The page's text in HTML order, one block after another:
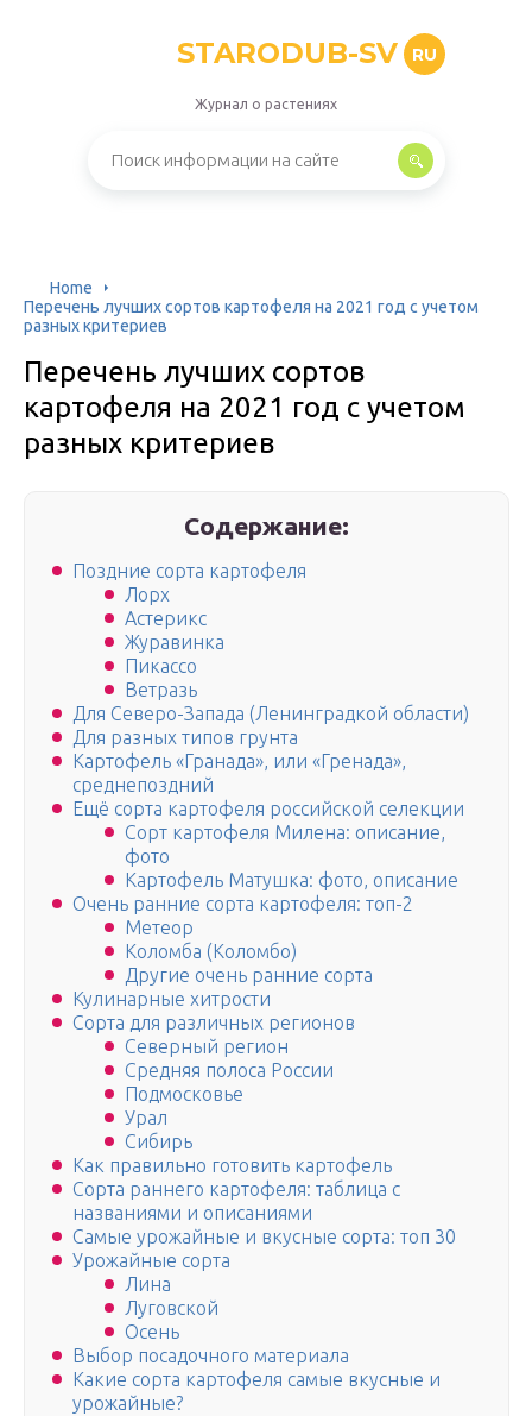
STARODUB-SV RU
Журнал о растениях
Home
Перечень лучших сортов картофеля на 2021 год с учетом
разных критериев
Перечень лучших сортов
картофеля на 2021 год с учетом
разных критериев
Содержание:
Поздние сорта картофеля
Лорх
Астерикс
Журавинка
Пикассо
Ветразь
Для Северо-Запада (Ленинградкой области)
Для разных типов грунта
Картофель «Гранада», или «Гренада»,
среднепоздний
Ещё сорта картофеля российской селекции
Сорт картофеля Милена: описание,
фото
Картофель Матушка: фото, описание
Очень ранние сорта картофеля: топ-2
Метеор
Коломба (Коломбо)
Другие очень ранние сорта
Кулинарные хитрости
Сорта для различных регионов
Северный регион
Средняя полоса России
Подмосковье
Урал
Сибирь
Как правильно готовить картофель
Сорта раннего картофеля: таблица с
названиями и описаниями
Самые урожайные и вкусные сорта: топ 30
Урожайные сорта
Лина
Луговской
Осень
Выбор посадочного материала
Какие сорта картофеля самые вкусные и
урожайные?